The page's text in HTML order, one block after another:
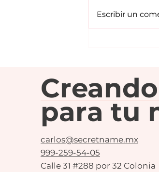
para tu
carlos@secretname.mx
999-259-54-05
Calle 31 #288 por 32 Colonia
¿Cómo
Escribir un